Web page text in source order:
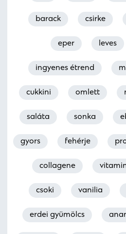
barack csirke
eper leves
ingyenes étrend
cukkini omlett
saláta sonka
gyors fehérje
collagene
csoki vanilia
erdei gyümölcs